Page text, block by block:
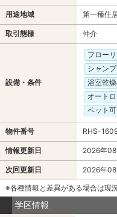
用途地域 第一種住
取引態様 仲介
設備・条件
フロー
シャン
浴室乾
オート
ペット可
物件番号 RHS-
情報更新日 2026年
次回更新日
2026年08
※各種情報と差異がある場合は現
学区情報